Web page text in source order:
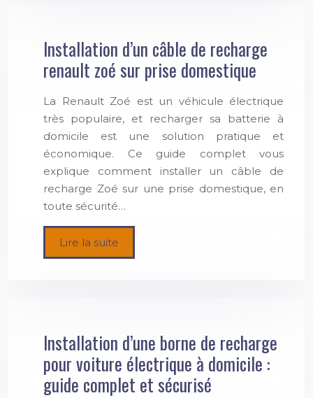
Installation d’un câble de recharge
renault zoé sur prise domestique
La Renault Zoé est un véhicule électrique
très populaire, et recharger sa batterie à
domicile est une solution pratique et
économique. Ce guide complet vous
explique comment installer un câble de
recharge Zoé sur une prise domestique, en
toute sécurité…
Lire la suite
Installation d’une borne de recharge
pour voiture électrique à domicile :
guide complet et sécurisé